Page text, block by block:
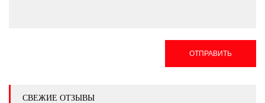
ОТПРАВИТЬ
СВЕЖИЕ ОТЗЫВЫ